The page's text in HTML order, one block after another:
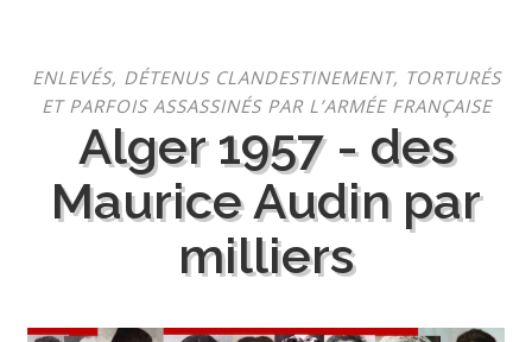
contenu
ENLEVÉS, DÉTENUS CLANDESTINEMENT, TORTURÉS
ET PARFOIS ASSASSINÉS PAR L’ARMÉE FRANÇAISE
Alger 1957 - des
Maurice Audin par
milliers